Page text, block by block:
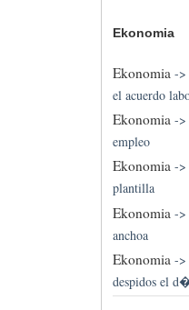
Ekonomia
Ekonomia ->
el acuerdo
Ekonomia->
empleo
Ekonomia->
plantilla
Ekonomia ->
anchoa
Ekonomia->
despidos el